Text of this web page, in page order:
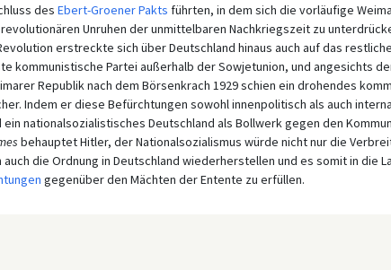
des Ebert-Groener Pakts führten, in dem sich die vorläufige
Unruhen der unmittelbaren Nachkriegszeit zu
erstreckte sich über Deutschland hinaus auch auf das
kommunistische Partei außerhalb der Sowjetunion, und angesichts
Republik nach dem Börsenkrach 1929 schien ein drohendes
Indem er diese Befürchtungen sowohl innenpolitisch als auch
ein nationalsozialistisches Deutschland als Bollwerk gegen den
behauptet Hitler, der Nationalsozialismus würde nicht nur die
die Ordnung in Deutschland wiederherstellen und es somit in die
gegenüber den Mächten der Entente zu erfüllen.